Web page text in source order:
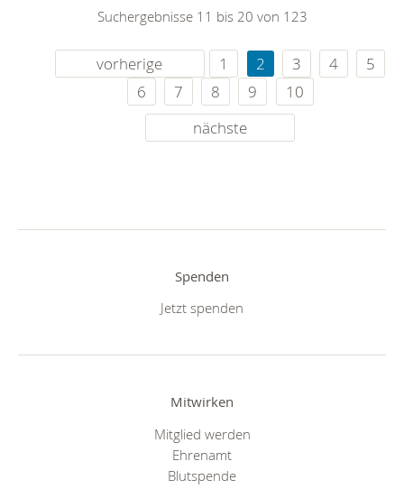
Suchergebnisse 11 bis 20 von 123
vorherige 1 2 3 4
5
6
7 8 9
10
nächste
Spenden
Jetzt spenden
Mitwirken
Mitglied werden
Ehrenamt
Blutspende